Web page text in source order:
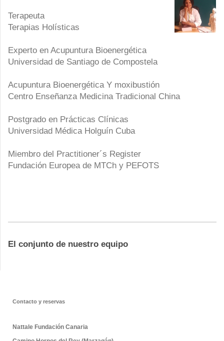
Terapeuta
Terapias Holísticas
Experto en Acupuntura Bioenergética
Universidad de Santiago de Compostela
Acupuntura Bioenergética Y moxibustión
Centro Enseñanza Medicina Tradicional China
Postgrado en Prácticas Clínicas
Universidad Médica Holguín Cuba
Miembro del Practitioner´s Register
Fundación Europea de MTCh y PEFOTS
El conjunto de nuestro equipo
Contacto y reservas
Nattale Fundación Canaria